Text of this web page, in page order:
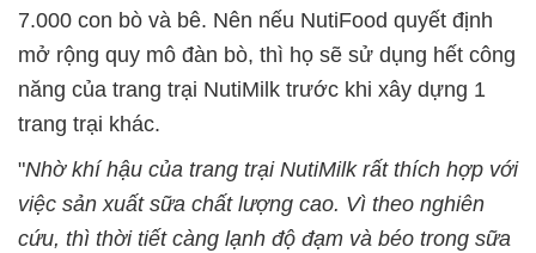
7.000 con bò và bê. Nên nếu NutiFood quyết định
mở rộng quy mô đàn bò, thì họ sẽ sử dụng hết công
năng của trang trại NutiMilk trước khi xây dựng 1
trang trại khác.
"Nhờ khí hậu của trang trại NutiMilk rất thích hợp với
việc sản xuất sữa chất lượng cao. Vì theo nghiên
cứu, thì thời tiết càng lạnh độ đạm và béo trong sữa